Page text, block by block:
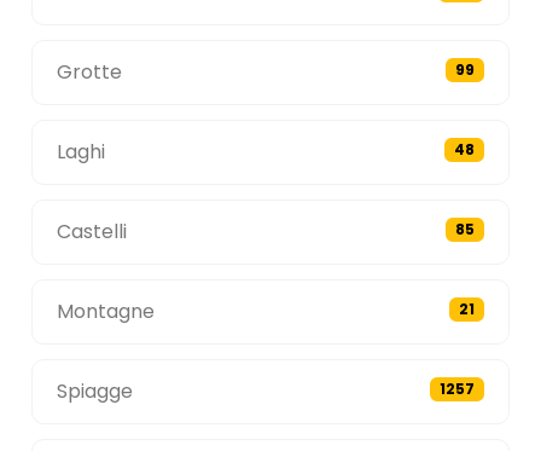
Grotte 99
Laghi 48
Castelli 85
Montagne 21
Spiagge 1257